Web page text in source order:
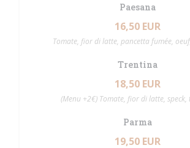
Paesana
16,50 EUR
Tomate, fior di latte, pancetta fumée,
Trentina
18,50 EUR
(Menu +2€) Tomate, fior di latte, speck,
Parma
19,50 EUR